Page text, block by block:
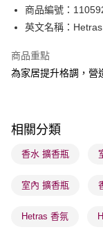
PayMe
WeChat Pay
BoC Pay
每筆HK$65.00，滿
順豐站及營業點 -
物流公司進行物流配
商品編號：
英文名稱：
商品重點
為家居提升格調，營
相關分類
香水 擴香瓶
室內 擴香瓶
Hetras 香氛